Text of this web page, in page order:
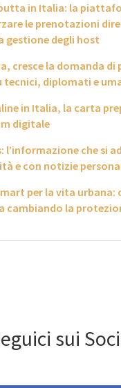
in Italia: la
le prenotazioni
gestione degli host
cresce la domanda
tecnici, diplomati e
in Italia, la carta
digitale
l’informazione che si
e con notizie
per la vita urbana:
cambiando la
sui